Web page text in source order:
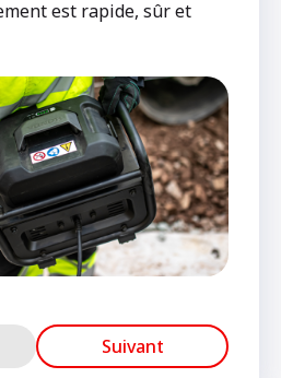
est rapide, sûr et
Suivant